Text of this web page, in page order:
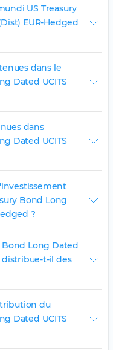
US Treasury
EUR-Hedged
dans le
Dated UCITS
dans
Dated UCITS
Bond Long
?
Bond Long Dated
distribue-t-il des
du
Dated UCITS